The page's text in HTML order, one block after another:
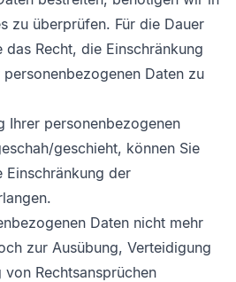
zu überprüfen. Für die Dauer
Recht, die Einschränkung
Daten zu
Ihrer personenbezogenen
geschieht, können Sie
Einschränkung der
Daten nicht mehr
zur Ausübung, Verteidigung
Rechtsansprüchen